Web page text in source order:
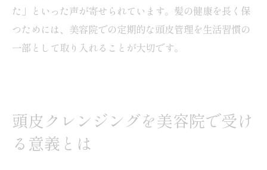
た」といった声が寄せられています。髪の健康を長く保
つためには、美容院での定期的な頭皮管理を生活習慣の
一部として取り入れることが大切です。
頭皮クレンジングを美容院で受け
る意義とは